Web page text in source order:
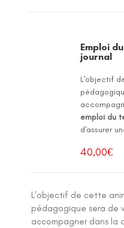
Emploi
journal
L'objectif
emploi du
d'assurer
40,00€
L'objectif de cette
pédagogique sera de
accompagner dans la